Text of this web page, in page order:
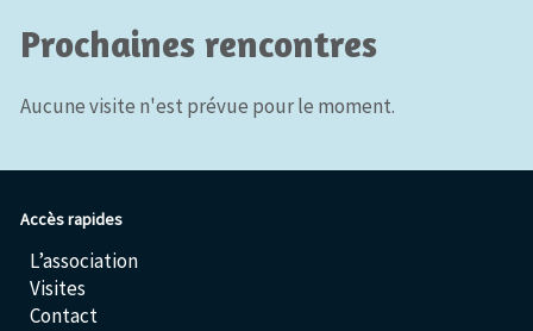
Prochaines rencontres
Aucune visite n'est prévue pour le moment.
Accès rapides
L’association
Visites
Contact